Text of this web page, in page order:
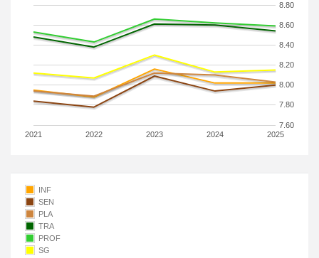
2021 2022 2023 2024 2025
7.60
7.80
8.00
8.20
8.40
8.60
8.80
INF
SEN
PLA
TRA
PROF
SG